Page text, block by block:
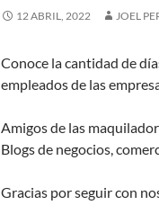
12 ABRIL, 2022 JOEL
Conoce la cantidad de
empleados de las
Amigos de las
Blogs de negocios,
Gracias por seguir con